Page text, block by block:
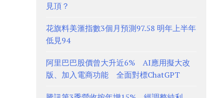
見頂？
花旗料美滙指數3個月預測97.58 明年上半年
低見94
阿里巴巴股價曾大升近6% AI應用擬大改
版、加入電商功能 全面對標ChatGPT